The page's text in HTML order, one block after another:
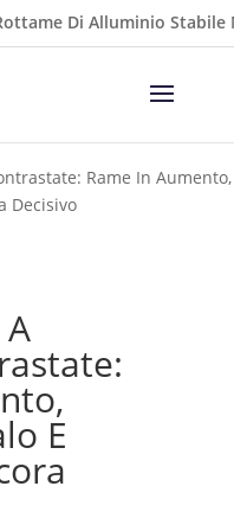
Di Alluminio Stabile
Rame In Aumento,
Decisivo
E